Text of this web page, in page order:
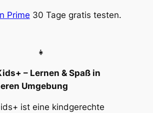
Prime 30 Tage gratis testen.
👧
– Lernen & Spaß in
Umgebung
ist eine kindgerechte